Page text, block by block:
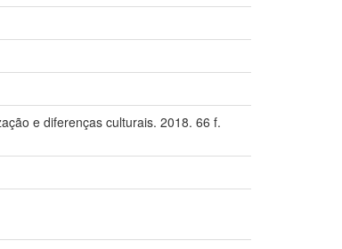
e diferenças culturais. 2018. 66 f.